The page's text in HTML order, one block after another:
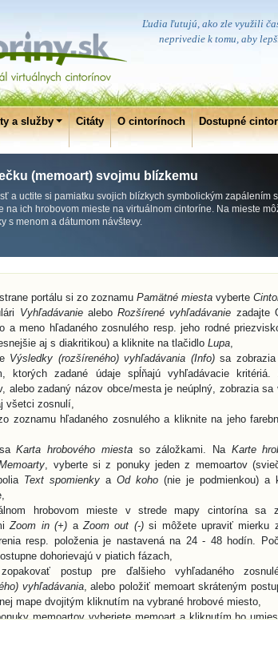
Ľudia ľutujú, ako zle využili
neprivedie k tomu, aby
a služby Citáty O cintorínoch Dostupné
(memoart) svojmu blízkemu
a uctite si pamiatku svojich blízkych symbolickým zapálením
na ich hrobovom mieste na virtuálnom cintoríne. Na mieste
s menom a dátumom návštevy.
portálu si zo zoznamu Pamätné miesta vyberte
VyhľadávaniealeboRozšírené vyhľadávanie zadajte
a meno hľadaného zosnulého resp. jeho rodné
aj s diakritikou) a kliknite na tlačidlo Lupa,
Výsledky (rozšíreného) vyhľadávania (Info)sa zobrazia
ktorých zadané údaje spĺňajú vyhľadávacie
alebo zadaný názov obce/mesta je neúplný, zobrazia
všetci zosnulí,
zoznamu hľadaného zosnulého a kliknite na jeho
saKarta hrobového miestaso záložkami. Na Karte
, vyberte si z ponuky jeden z memoartov
Text spomienkya Od koho(nie je podmienkou) a
hrobovom mieste v strede mapy cintorína sa
Zoom in (+) aZoom out (-)si môžete upraviť mierku
resp. položenia je nastavená na 24 - 48 hodín.
dohorievajú v piatich fázach,
zopakovať postup pre ďalšieho vyhľadaného
vyhľadávania, alebo položiť memoart skráteným
mape dvojitým kliknutím na vybrané hrobové miesto,
memoartov vyberiete memoart a kliknutím ho